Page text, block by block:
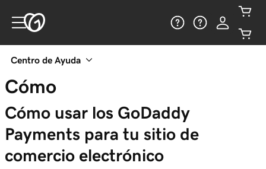
Centro de Ayuda
Cómo
Cómo usar los GoDaddy
Payments para tu sitio de
comercio electrónico